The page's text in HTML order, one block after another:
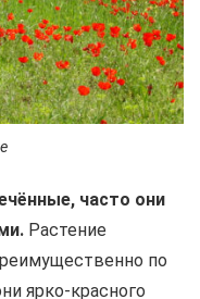
часто они
Растение
по
ярко-красного